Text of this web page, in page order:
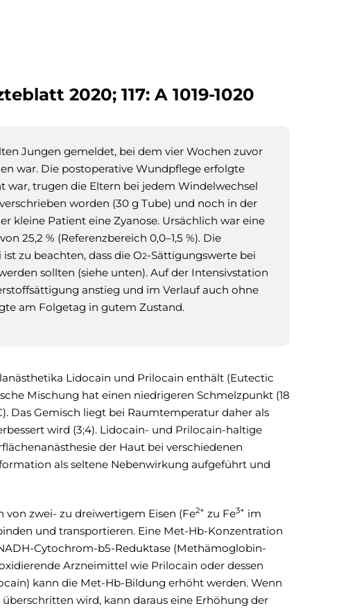
2020; 117: A 1019-1020
Jungen gemeldet, bei dem vier Wochen zuvor
war. Die postoperative Wundpflege erfolgte
war, trugen die Eltern bei jedem Windelwechsel
worden (30 g Tube) und noch in der
kleine Patient eine Zyanose. Ursächlich war eine
25,2 % (Referenzbereich 0,0–1,5 %). Die
zu beachten, dass die O2-Sättigungswerte bei
sollten (siehe unten). Auf der Intensivstation
anstieg und im Verlauf auch ohne
am Folgetag in gutem Zustand.
Lidocain und Prilocain enthält (Eutectic
Mischung hat einen niedrigeren Schmelzpunkt (18
Das Gemisch liegt bei Raumtemperatur daher als
wird (3;4). Lidocain- und Prilocain-haltige
der Haut bei verschiedenen
als seltene Nebenwirkung aufgeführt und
zwei- zu dreiwertigem Eisen (Fe2+ zu Fe3+ im
und transportieren. Eine Met-Hb-Konzentration
Cytochrom-b5-Reduktase (Methämoglobin-
Arzneimittel wie Prilocain oder dessen
kann die Met-Hb-Bildung erhöht werden. Wenn
wird, kann daraus eine Erhöhung der